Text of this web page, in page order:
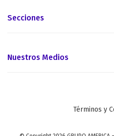
Secciones
Nuestros Medios
Términos y